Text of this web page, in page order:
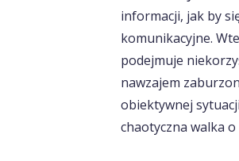
informacji, jak by
komunikacyjne.
podejmuje
nawzajem
obiektywnej
chaotyczna walka